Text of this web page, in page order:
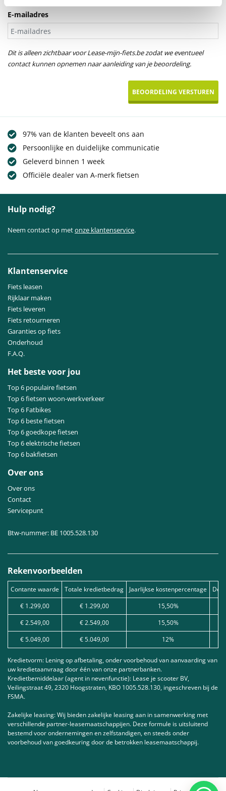
E-mailadres
Dit is alleen zichtbaar voor Lease-mijn-fiets.be zodat we eventueel
contact kunnen opnemen naar aanleiding van je beoordeling.
97% van de klanten beveelt ons aan
Persoonlijke en duidelijke communicatie
Geleverd binnen 1 week
Officiële dealer van A-merk fietsen
Hulp nodig?
Neem contact op metonze klantenservice.
Klantenservice
Fiets leasen
Rijklaar maken
Fiets leveren
Fiets retourneren
Garanties op fiets
Onderhoud
F.A.Q.
Het beste voor jou
Top 6 populaire fietsen
Top 6 fietsen woon-werkverkeer
Top 6 Fatbikes
Top 6 beste fietsen
Top 6 goedkope fietsen
Top 6 elektrische fietsen
Top 6 bakfietsen
Over ons
Over ons
Contact
Servicepunt
Btw-nummer: BE 1005.528.130
Rekenvoorbeelden
Contante waarde Totale kredietbedrag Jaarlijkse kostenpercentage
€ 1.299,00
€ 1.299,00
15,50%
€ 2.549,00
€ 2.549,00
15,50%
€ 5.049,00
€ 5.049,00 12%
Kredietvorm: Lening op afbetaling, onder voorbehoud van aanvaarding van
uw kredietaanvraag door één van onze partnerbanken.
Kredietbemiddelaar (agent in nevenfunctie): Lease je scooter BV,
Veilingstraat 49, 2320 Hoogstraten, KBO 1005.528.130, ingeschreven bij de
FSMA.
Zakelijke leasing: Wij bieden zakelijke leasing aan in samenwerking met
verschillende partner-leasemaatschappijen. Deze formule is uitsluitend
bestemd voor ondernemingen en zelfstandigen, en steeds onder
voorbehoud van goedkeuring door de betrokken leasemaatschappij.